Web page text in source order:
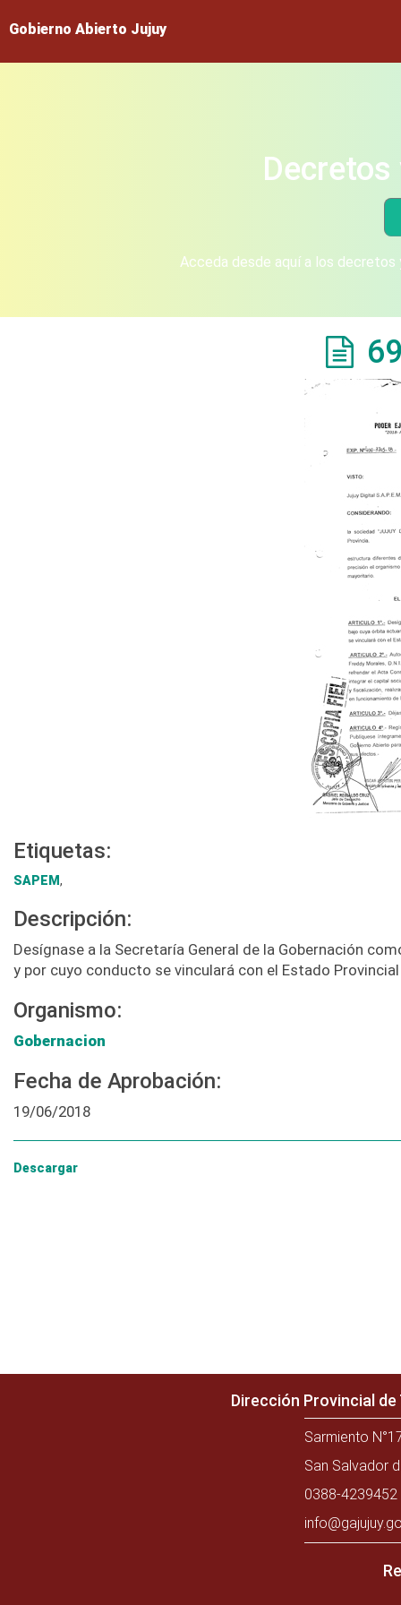
Gobierno Abierto Jujuy
Acceda desde aquí a los
Etiquetas:
SAPEM,
Descripción:
Desígnase a la Secretaría General de la Gobernación
y por cuyo conducto se vinculará con el Estado Provincial
Organismo:
Gobernacion
Fecha de Aprobación:
19/06/2018
Descargar
Dirección Provincial
Sarmiento
San Salvador
0388-